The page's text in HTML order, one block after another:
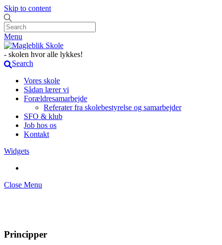
Skip to content
Menu
- skolen hvor alle lykkes!
Search
Vores skole
Sådan lærer vi
Forældresamarbejde
Referater fra skolebestyrelse og samarbejder
SFO & klub
Job hos os
Kontakt
Widgets
Close Menu
Principper